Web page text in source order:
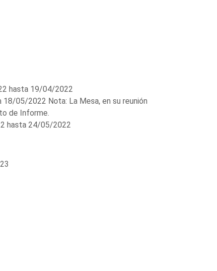
hasta 19/04/2022
05/2022 Nota: La Mesa, en su reunión
de Informe.
hasta 24/05/2022